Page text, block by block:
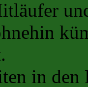
in den